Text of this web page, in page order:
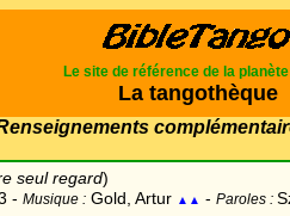
Le site de référence de la planète
La tangothèque
seul regard)
- Musique : Gold, Artur ▲▲ - Paroles :